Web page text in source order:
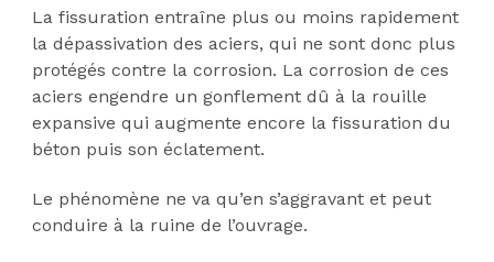
La fissuration entraîne plus ou moins rapidement
la dépassivation des aciers, qui ne sont donc plus
protégés contre la corrosion. La corrosion de ces
aciers engendre un gonflement dû à la rouille
expansive qui augmente encore la fissuration du
béton puis son éclatement.
Le phénomène ne va qu’en s’aggravant et peut
conduire à la ruine de l’ouvrage.